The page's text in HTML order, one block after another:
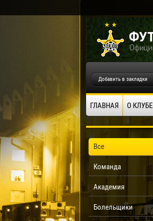
Добавить в закладки
ГЛАВНАЯ О КЛУБЕ
Все
Команда
Академия
Болельщики